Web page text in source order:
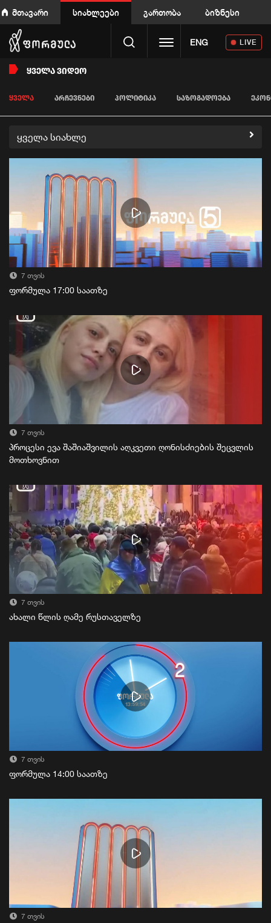
მთავარი სიახლეები გართობა ბიზნესი
Toggle navigation
ENG LIVE
ᲧᲕᲔᲚᲐ ᲕᲘᲓᲔᲝ
ᲧᲕᲔᲚᲐ ᲐᲠᲩᲔᲕᲜᲔᲑᲘ ᲞᲝᲚᲘᲢᲘᲙᲐ ᲡᲐᲖᲝᲒᲐᲓᲝᲔᲑᲐ
ყველა სიახლე
7 თვის
ფორმულა 17:00 საათზე
7 თვის
პროცესი ევა შაშიაშვილის აღკვეთი ღონისძიების შეცვლის
მოთხოვნით
7 თვის
ახალი წლის ღამე რუსთაველზე
7 თვის
ფორმულა 14:00 საათზე
7 თვის